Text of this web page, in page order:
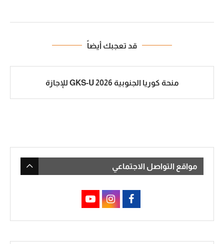
قد تعجبك أيضاً
منحة كوريا الجنوبية GKS-U 2026 للإجازة
مواقع التواصل الاجتماعي